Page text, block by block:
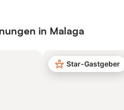
in Malaga
Star-Gastgeber